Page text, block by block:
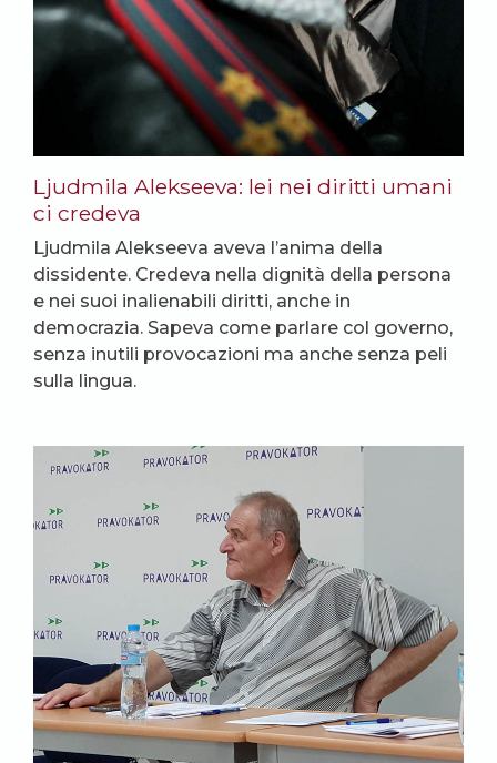
Ljudmila Alekseeva: lei nei diritti umani
ci credeva
Ljudmila Alekseeva aveva l’anima della
dissidente. Credeva nella dignità della persona
e nei suoi inalienabili diritti, anche in
democrazia. Sapeva come parlare col governo,
senza inutili provocazioni ma anche senza peli
sulla lingua.